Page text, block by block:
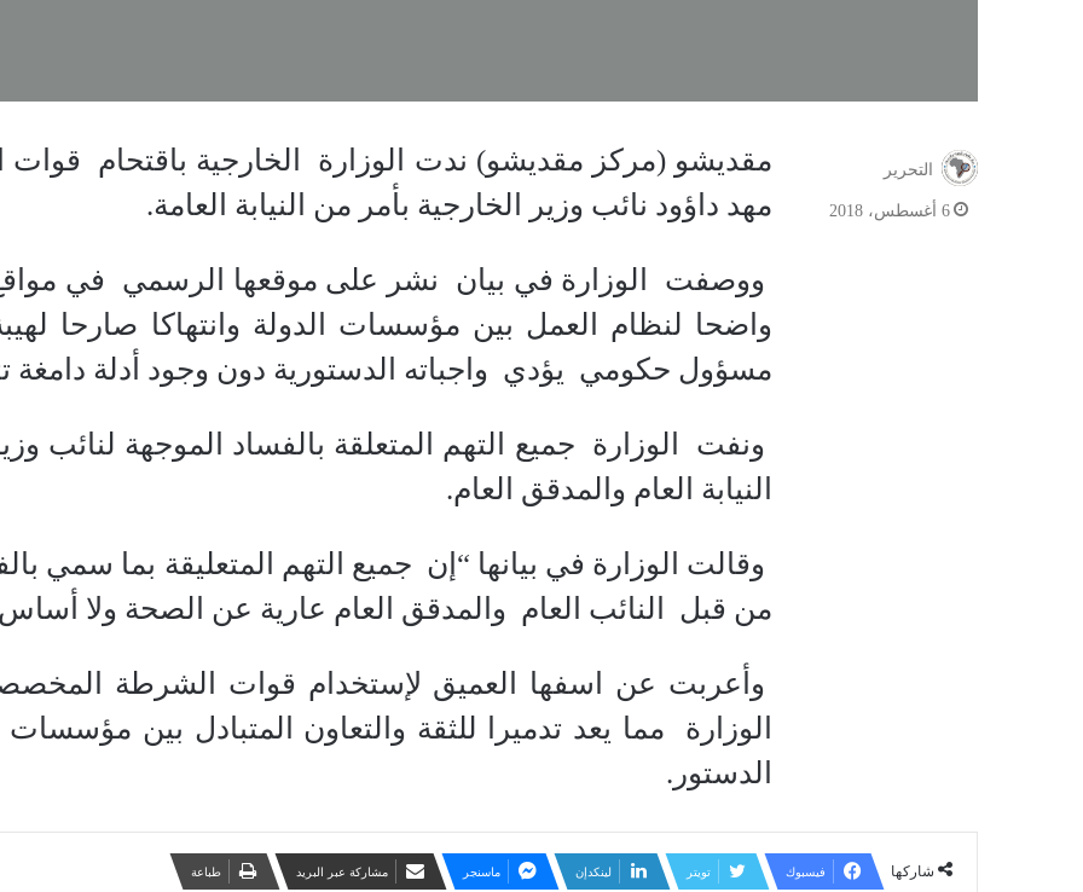
مقديشو (مركز مقديشو) ندت الوزارة الخارجية باقتحام قوات
مهد داؤود نائب وزير الخارجية بأمر من النيابة العامة.
ووصفت الوزارة في بيان نشر على موقعها الرسمي في مواقع
واضحا لنظام العمل بين مؤسسات الدولة وانتهاكا صارحا
مسؤول حكومي يؤدي واجباته الدستورية دون وجود أدلة دامغة
ونفت الوزارة جميع التهم المتعلقة بالفساد الموجهة لنائب
النيابة العام والمدقق العام.
وقالت الوزارة في بيانها “إن جميع التهم المتعليقة بما سمي
من قبل النائب العام والمدقق العام عارية عن الصحة ولا أساس
وأعربت عن اسفها العميق لإستخدام قوات الشرطة
الوزارة مما يعد تدميرا للثقة والتعاون المتبادل بين مؤسسات
الدستور.
التحرير
6 أغسطس، 2018
شاركها فيسبوك تويتر لينكدإن ماسنجر مشاركة عبر البريد طباعة